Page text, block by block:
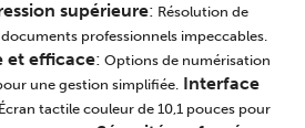
supérieure: Résolution de
professionnels impeccables.
et efficace: Options de numérisation
une gestion simplifiée. Interface
Écran tactile couleur de 10,1 pouces pour